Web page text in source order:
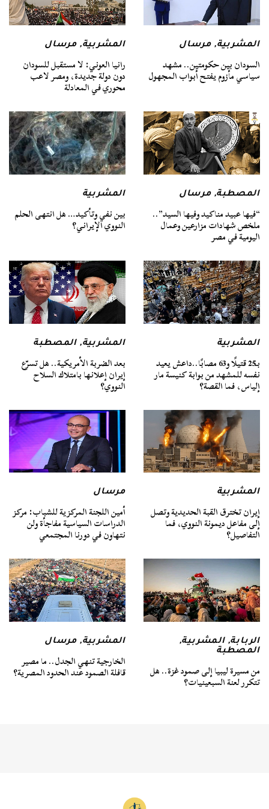
المشربية,مرسال
السودان بين حكومتين.. مشهد
سياسي مأزوم يفتح أبواب المجهول
المشربية,مرسال
رانيا العوني: لا مستقبل للسودان
دون دولة جديدة، ومصر لاعب
محوري في المعادلة
المصطبة,مرسال
“فيها عبيد مناكيد وفيها السيد”..
ملخص شهادات مزارعين وعمال
اليومية في مصر
المشربية
بين نفي وتأكيد… هل انتهى الحلم
النووي الإيراني؟
المشربية
بـ25 قتيلًا و63 مصابًا..داعش يعيد
نفسه للمشهد من بوابة كنيسة مار
إلياس، فما القصة؟
المشربية,المصطبة
بعد الضربة الأمريكية.. هل تسرّع
إيران إعلانها بامتلاك السلاح
النووي؟
المشربية
إيران تخترق القبة الحديدية وتصل
إلى مفاعل ديمونة النووي، فما
التفاصيل؟
مرسال
أمين اللجنة المركزية للشباب: مركز
الدراسات السياسية مفاجأة ولن
نتهاون في دورنا المجتمعي
الربابة,المشربية,
المصطبة
من مسيرة ليبيا إلى صمود غزة.. هل
تتكرر لعنة السبعينيات؟
المشربية,مرسال
الخارجية تنهي الجدل.. ما مصير
قافلة الصمود عند الحدود المصرية؟